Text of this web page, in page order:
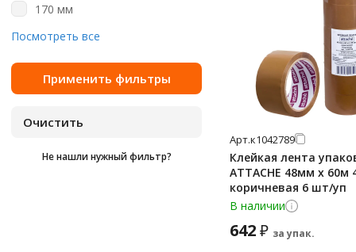
60 м
8 м
80 м
170 мм
19 мм
25 мм
30 мм
50 мм
Посмотреть все
Не нашли нужный фильтр?
Арт.к1042789
Клейкая лента
ATTACHE 48мм х 60м
коричневая 6 шт/уп
В наличии
642₽ за упак.